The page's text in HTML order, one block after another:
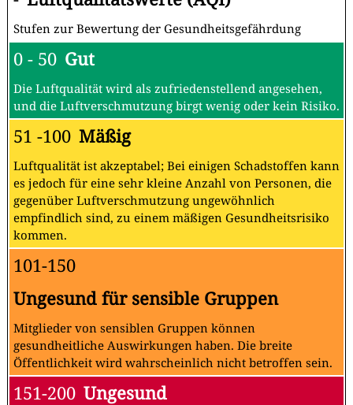
Stufen zur Bewertung der Gesundheitsgefährdung
0 - 50 Gut
Die Luftqualität wird als zufriedenstellend angesehen,
und die Luftverschmutzung birgt wenig oder kein Risiko.
51 -100 Mäßig
Luftqualität ist akzeptabel; Bei einigen Schadstoffen kann
es jedoch für eine sehr kleine Anzahl von Personen, die
gegenüber Luftverschmutzung ungewöhnlich
empfindlich sind, zu einem mäßigen Gesundheitsrisiko
kommen.
101-150
Ungesund für sensible Gruppen
Mitglieder von sensiblen Gruppen können
gesundheitliche Auswirkungen haben. Die breite
Öffentlichkeit wird wahrscheinlich nicht betroffen sein.
151-200 Ungesund